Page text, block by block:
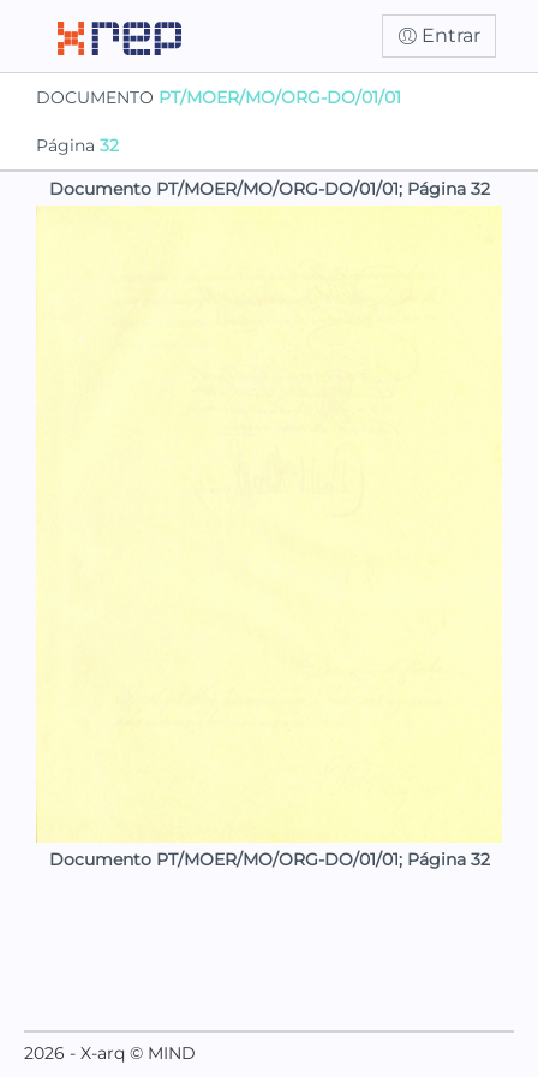
Entrar
DOCUMENTO PT/MOER/MO/ORG-DO/01/01
Página 32
Documento PT/MOER/MO/ORG-DO/01/01; Página 32
Documento PT/MOER/MO/ORG-DO/01/01; Página 32
2026 - X-arq © MIND